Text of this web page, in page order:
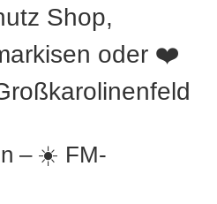
Shop,
oder ❤️
– ☀️ FM-